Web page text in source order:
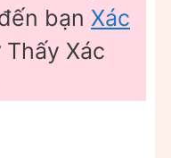
bạn Xác
Xác